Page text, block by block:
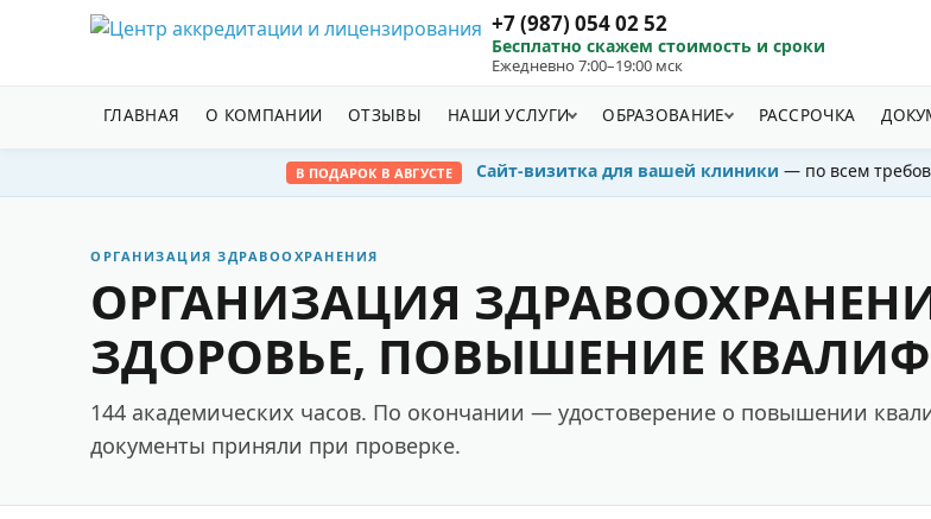
+7 (987) 054 02 52
Бесплатно скажем стоимость и сроки
Ежедневно 7:00–19:00 мск
ГЛАВНАЯ О КОМПАНИИ ОТЗЫВЫ НАШИ УСЛУГИ ОБРАЗОВАНИЕ РАССРОЧКА
В ПОДАРОК В АВГУСТЕ Сайт-визитка для вашей клиники — по всем
ОРГАНИЗАЦИЯ ЗДРАВООХРАНЕНИЯ
ОРГАНИЗАЦИЯ
ЗДОРОВЬЕ, ПОВЫШЕНИЕ
144 академических часов. По окончании — удостоверение о повышении
документы приняли при проверке.